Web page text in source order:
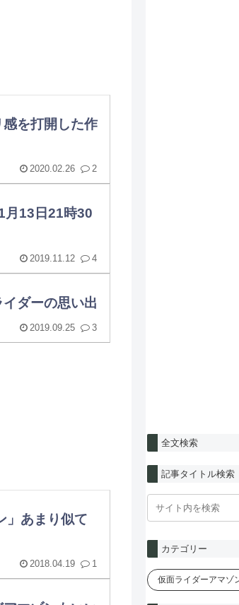
感を打開した作
2020.02.26 2
月13日21時30
2019.11.12 4
イダーの思い出
2019.09.25 3
」あまり似て
2018.04.19 1
全文検索
記事タイトル検索
カテゴリー